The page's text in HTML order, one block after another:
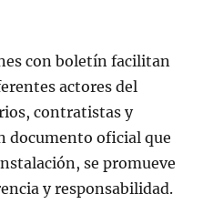
con boletín facilitan
actores del
contratistas y
documento oficial que
se promueve
y responsabilidad.